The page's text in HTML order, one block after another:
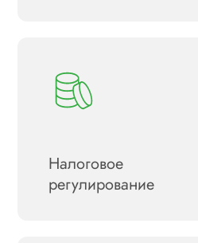
Налоговое
регулирование